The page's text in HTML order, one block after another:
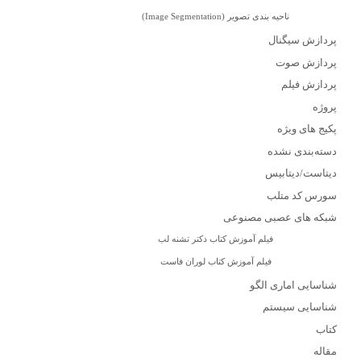
ناحیه بندی تصویر (Image Segmentation)
پردازش سیگنال
پردازش صوت
پردازش فیلم
پروژه
پکیج های ویژه
دسته‌بندی نشده
دیتاست/دیتابیس
سورس کد متلب
شبکه های عصبی مصنوعی
فیلم آموزش کتاب دکتر تشنه لب
فیلم آموزش کتاب لوران فاست
شناسایی اماری الگو
شناسایی سیستم
کتاب
مقاله